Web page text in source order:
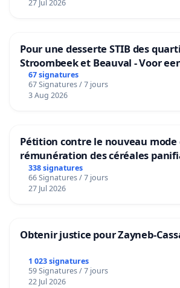
27 Jul 2026
Pour une desserte STIB des
Stroombeek et Beauval - Voor
bediening van de wijken
Voor
67 signatures
67 Signatures / 7 jours
3 Aug 2026
Pétition contre le nouveau mode
rémunération des céréales
granum basé sur la teneur en
338 signatures
66 Signatures / 7 jours
27 Jul 2026
Obtenir justice pour Zayneb-
1 023 signatures
59 Signatures / 7 jours
22 Jul 2026